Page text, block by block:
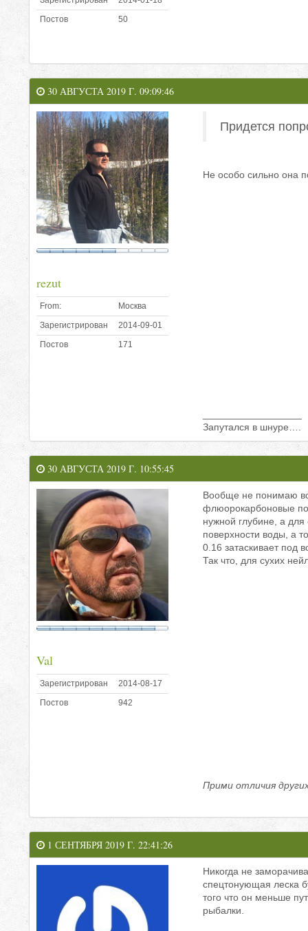
Постов
50
30 АВГУСТА 2019 Г. 09:09:46
rezut
From:
Москва
Зарегистрирован
2014-09-01
Постов
171
Придется
Не особо сильно она
Запутался в шнуре….
30 АВГУСТА 2019 Г. 10:55:45
Val
Зарегистрирован
2014-08-17
Постов
942
Вообще не понимаю
флюорокарбоновые
нужной глубине, а
поверхности воды, а
0.16 затаскивает под
Так что, для сухих
Прими отличия
1 СЕНТЯБРЯ 2019 Г. 22:41:26
Никогда не
спецтонующая леска
того что он меньше
рыбалки.